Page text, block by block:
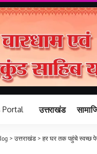
उत्तराखंड
>उत्तराखंड >हर घर तक पहुंचे स्वच्छ